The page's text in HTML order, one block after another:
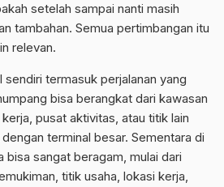
setelah sampai nanti masih
tambahan. Semua pertimbangan itu
relevan.
sendiri termasuk perjalanan yang
bisa berangkat dari kawasan
pusat aktivitas, atau titik lain
terminal besar. Sementara di
bisa sangat beragam, mulai dari
titik usaha, lokasi kerja,